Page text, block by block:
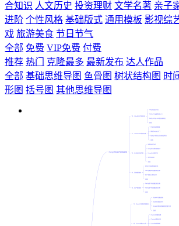
合知识 人文历史 投资理财 文学名著 亲子
进阶 个性风格 基础版式 通用模板 影视综
戏 旅游美食 节日节气
全部 免费 VIP免费 付费
推荐 热门 克隆最多 最新发布 达人作品
全部 基础思维导图 鱼骨图 树状结构图 时
形图 括号图 其他思维导图